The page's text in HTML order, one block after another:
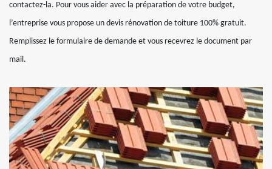
contactez-la. Pour vous aider avec la préparation de votre budget,
l’entreprise vous propose un devis rénovation de toiture 100% gratuit.
Remplissez le formulaire de demande et vous recevrez le document par
mail.